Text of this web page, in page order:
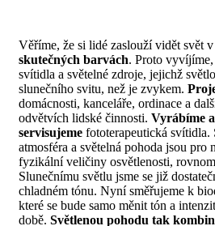
Věříme, že si lidé zaslouží vidět svět v
skutečných barvách. Proto
svítidla a světelné zdroje, jejichž
slunečního svitu, než je zvykem.
domácnosti, kanceláře, ordinace a
odvětvích lidské činnosti. Vyrábíme
servisujeme fototerapeutická
atmosféra a světelná pohoda jsou pro
fyzikální veličiny osvětlenosti,
Slunečnímu světlu jsme se již
chladném tónu. Nyní směřujeme k
které se bude samo měnit tón a
době. Světlenou pohodu tak